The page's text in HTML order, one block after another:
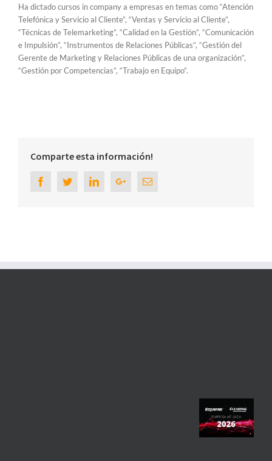
Ha dictado cursos in company a empresas en temas como “Atención
Telefónica y Servicio al Cliente”, “Ventas y Servicio al Cliente”,
“Técnicas de Telemarketing”, “Calidad en la Gestión”, “Comunicación
e Impulsión”, “Instrumentos de Relaciones Públicas”, “Gestión del
Gerente de Marketing y Relaciones Públicas de una organización”,
“Gestión por Competencias”, “Trabajo en Equipo”.
Comparte esta información!
FacebookTwitterLinkedinGoogle+Email